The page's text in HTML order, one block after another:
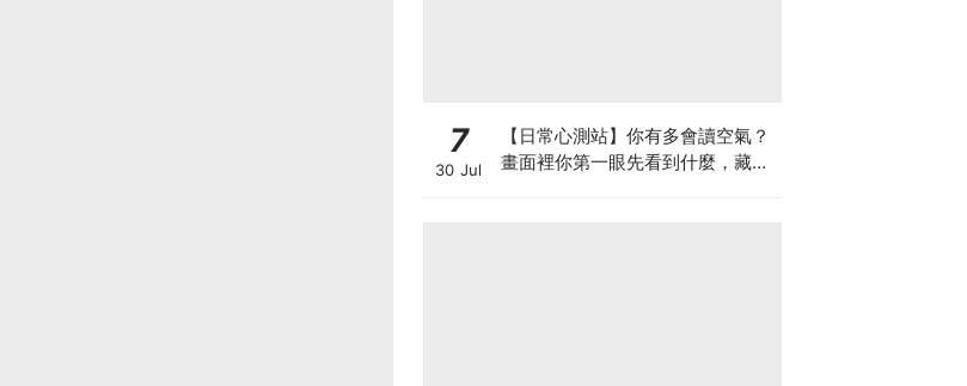
7
30 Jul
【日常心測站】你有多會讀空氣？
畫面裡你第一眼先看到什麼，藏著